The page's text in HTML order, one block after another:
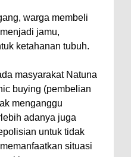
warga membeli
jamu,
ketahanan tubuh.
masyarakat Natuna
buying (pembelian
menganggu
adanya juga
untuk tidak
situasi